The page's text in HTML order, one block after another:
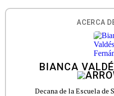
ACERCA
BIANCA
Decana de la Escuela de